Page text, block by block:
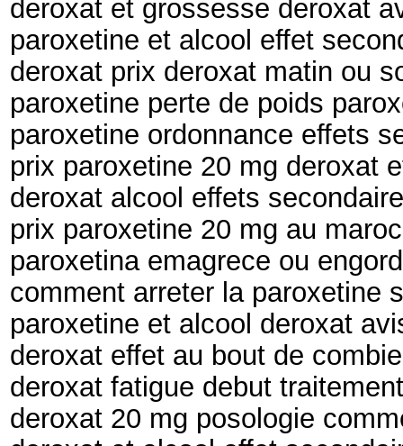
deroxat et grossesse deroxat
paroxetine et alcool effet
deroxat prix deroxat matin ou
paroxetine perte de poids
paroxetine ordonnance effets
prix paroxetine 20 mg deroxat
deroxat alcool effets
prix paroxetine 20 mg au
paroxetina emagrece ou
comment arreter la paroxetine
paroxetine et alcool deroxat
deroxat effet au bout de
deroxat fatigue debut
deroxat 20 mg posologie